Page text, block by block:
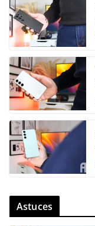
Astuces